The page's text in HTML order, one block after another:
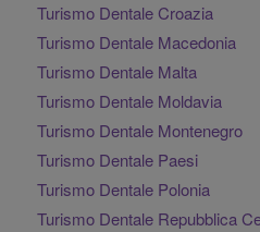
Turismo Dentale Croazia
Turismo Dentale Macedonia
Turismo Dentale Malta
Turismo Dentale Moldavia
Turismo Dentale Montenegro
Turismo Dentale Paesi
Turismo Dentale Polonia
Turismo Dentale Repubblica